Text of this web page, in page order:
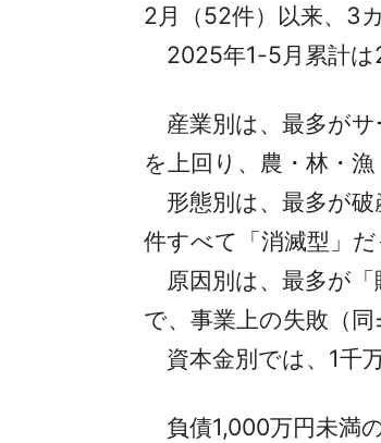
2月（52件）以来、3
2025年1-5月累計は
産業別は、最多がサ
を上回り、農・林・
形態別は、最多が破
件すべて「消滅型」だ
原因別は、最多が「
で、事業上の失敗（
資本金別では、1千
負債1,000万円未満